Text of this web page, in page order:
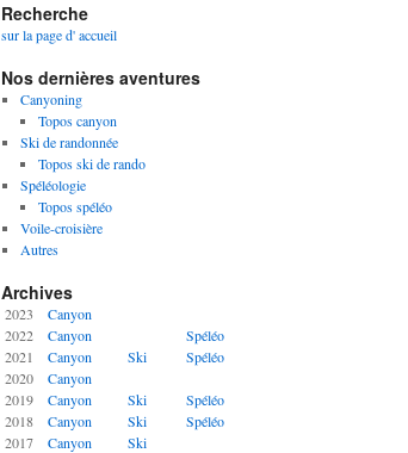
Recherche
sur la page d' accueil
Nos dernières aventures
Canyoning
Topos canyon
Ski de randonnée
Topos ski de rando
Spéléologie
Topos spéléo
Voile-croisière
Autres
Archives
2023
Canyon
2022
Canyon
Spéléo
2021
Canyon Ski
Spéléo
2020
Canyon
2019
Canyon Ski
Spéléo
2018
Canyon Ski
Spéléo
2017
Canyon
Ski